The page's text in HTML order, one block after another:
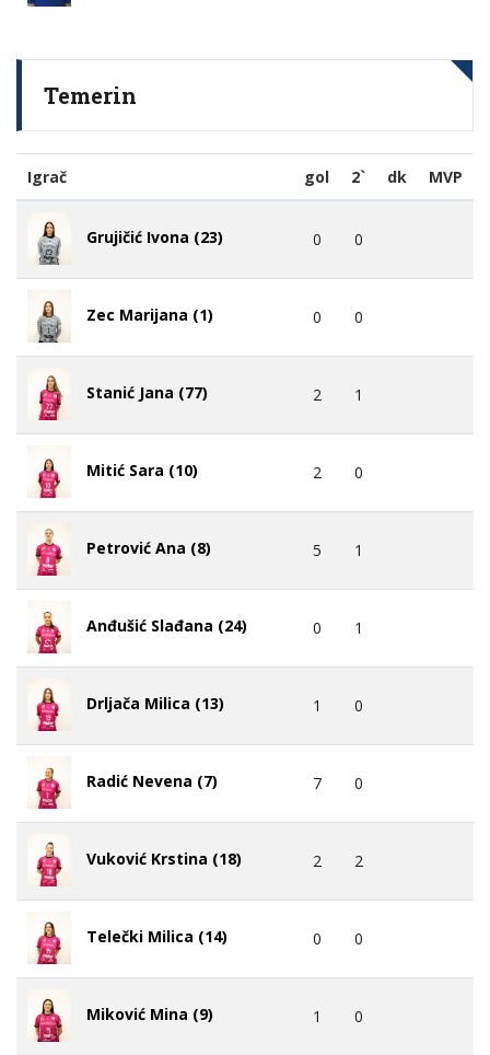
Temerin
Igrač gol 2` dk MVP
Grujičić Ivona (23) 0 0
Zec Marijana (1) 0 0
Stanić Jana (77) 2 1
Mitić Sara (10) 2 0
Petrović Ana (8) 5 1
Anđušić Slađana (24) 0 1
Drljača Milica (13) 1 0
Radić Nevena (7) 7 0
Vuković Krstina (18) 2 2
Telečki Milica (14) 0 0
Miković Mina (9) 1 0